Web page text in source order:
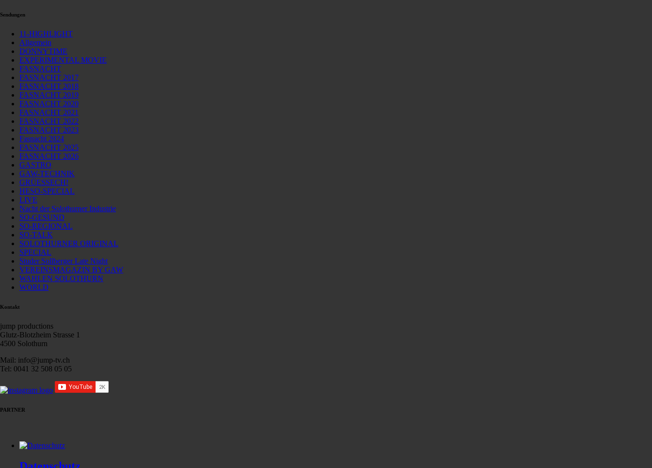
Sendungen
11-HIGHLIGHT
Allgemein
DONNYTIME
EXPERIMENTAL MOVIE
FASNACHT
FASNACHT 2017
FASNACHT 2018
FASNACHT 2019
FASNACHT 2020
FASNACHT 2021
FASNACHT 2022
FASNACHT 2023
Fasnacht 2024
FASNACHT 2025
FASNACHT 2026
GASTRO
GAW-TECHNIK
GRÜESSECH!
HESO-SPECIAL
LIVE
Nacht der Solothurner Industrie
SO-GESUND
SO-REGIONAL
SO-TALK
SOLOTHURNER ORIGINAL
SPECIAL
Studer Sollberger Late Night
VEREINSMAGAZIN BY GAW
WAHLEN SOLOTHURN
WORLD
Kontakt
jump productions
Glutz-Blotzheim Strasse 1
4500 Solothurn
Mail: info@jump-tv.ch
Tel: 0041 32 508 05 05
PARTNER